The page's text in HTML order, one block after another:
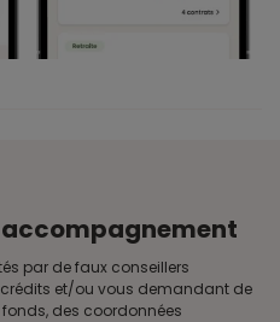
par de faux conseillers
et/ou vous demandant de
des coordonnées